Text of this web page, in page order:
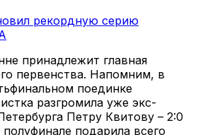
рекордную серию
принадлежит главная
первенства. Напомним, в
поединке
разгромила уже экс-
Петру Квитову – 2:0
подарила всего